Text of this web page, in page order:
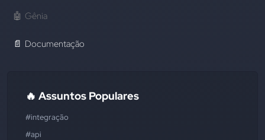
🤖 Gênia
📄 Documentação
🔥 Assuntos Populares
#integração
#api